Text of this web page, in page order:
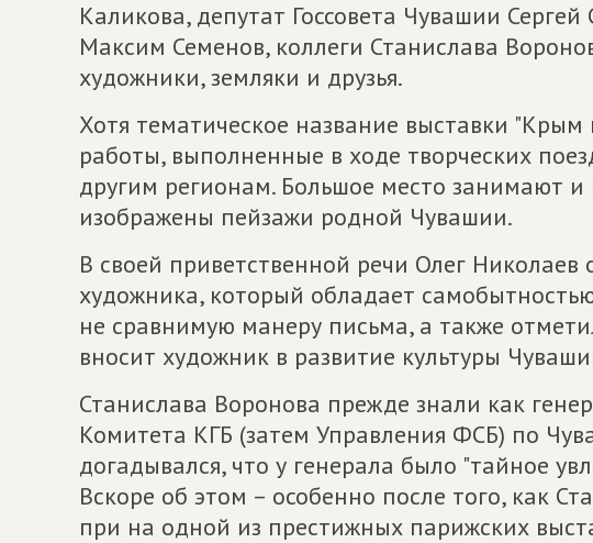
Каликова, депутат Госсовета Чувашии
Максим Семенов, коллеги Станислава
художники, земляки и друзья.
Хотя тематическое название выставки
работы, выполненные в ходе творческих
другим регионам. Большое место занимают
изображены пейзажи родной Чувашии.
В своей приветственной речи Олег Николаев
художника, который обладает
не сравнимую манеру письма, а также
вносит художник в развитие культуры
Станислава Воронова прежде знали как
Комитета КГБ (затем Управления ФСБ) по
догадывался, что у генерала было "тайное
Вскоре об этом – особенно после того, как
при на одной из престижных парижских